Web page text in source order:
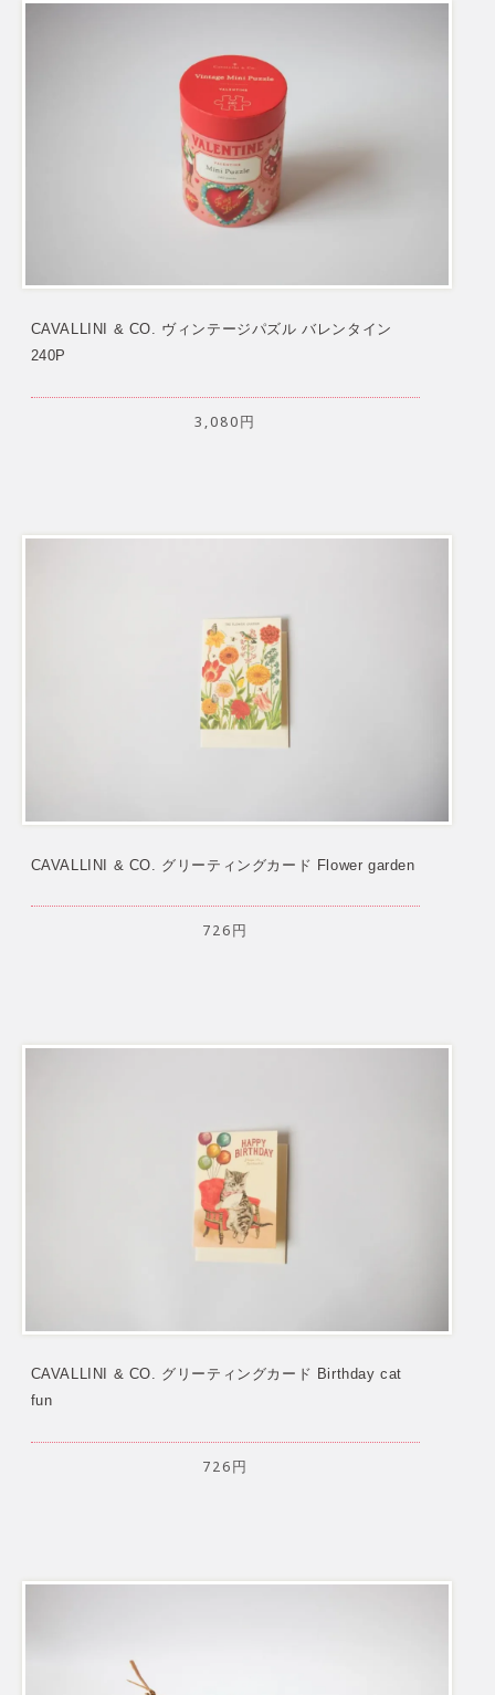
CAVALLINI & CO. ヴィンテージパズル バレンタイン
240P
3,080円
CAVALLINI & CO. グリーティングカード Flower garden
726円
CAVALLINI & CO. グリーティングカード Birthday cat
fun
726円